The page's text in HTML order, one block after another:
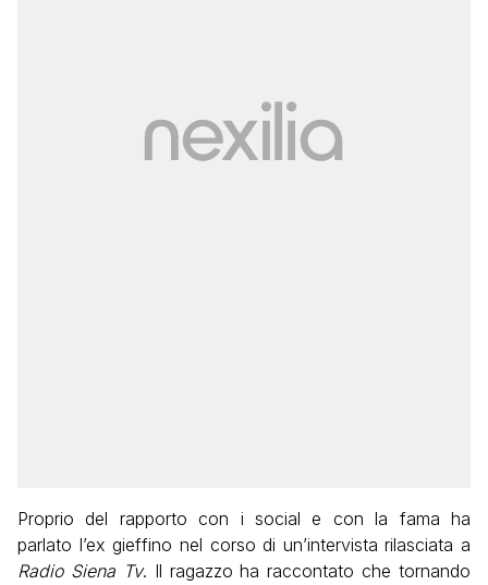
Proprio del rapporto con i social e con la fama ha
parlato l’ex gieffino nel corso di un’intervista rilasciata a
Radio Siena Tv. Il ragazzo ha raccontato che tornando